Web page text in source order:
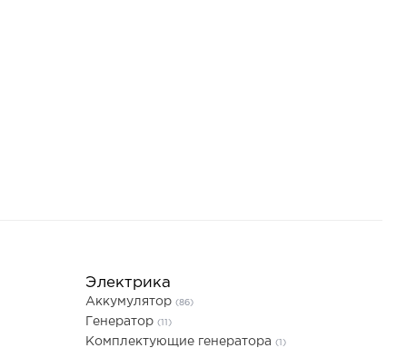
Электрика
Аккумулятор (86)
Генератор (11)
Комплектующие генератора (1)